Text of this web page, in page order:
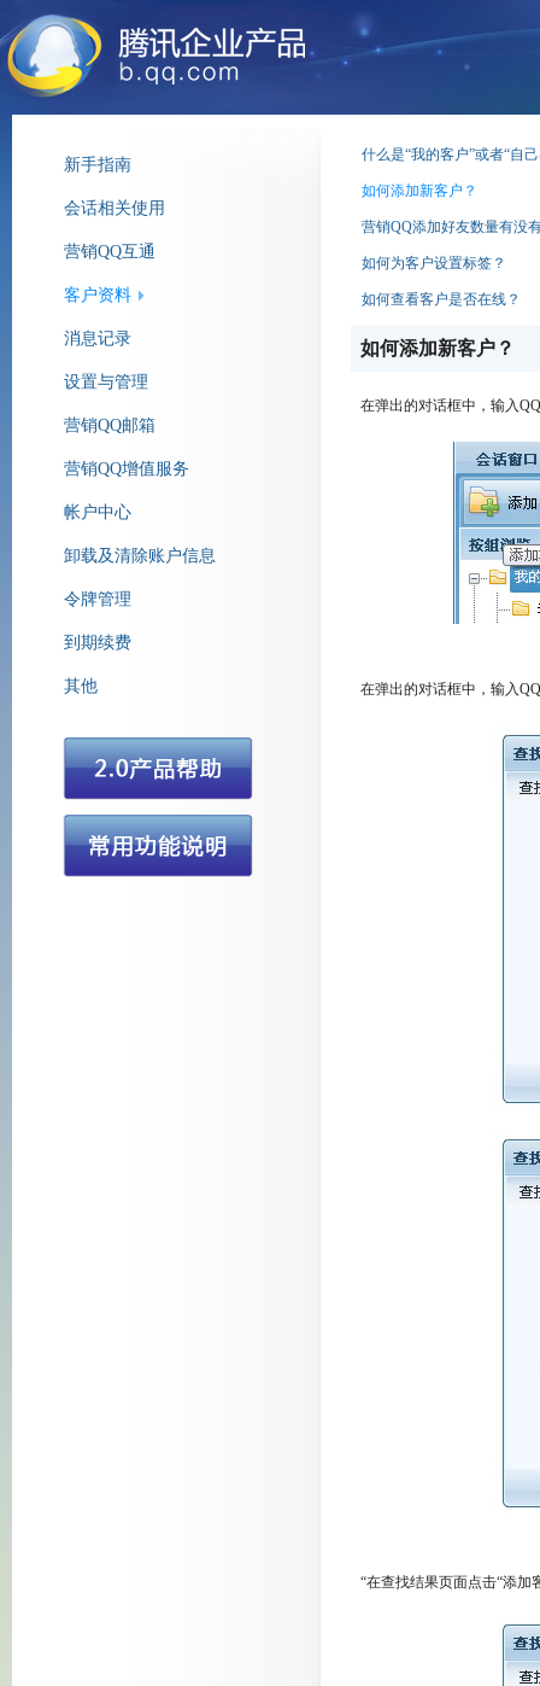
新手指南
会话相关使用
营销QQ互通
客户资料
消息记录
设置与管理
营销QQ邮箱
营销QQ增值服务
帐户中心
卸载及清除账户信息
令牌管理
到期续费
其他
什么是“我的客户”或者“自
如何添加新客户？
营销QQ添加好友数量有没
如何为客户设置标签？
如何查看客户是否在线？
如何添加新客户？
在弹出的对话框中，输入
在弹出的对话框中，输入
“在查找结果页面点击“添加